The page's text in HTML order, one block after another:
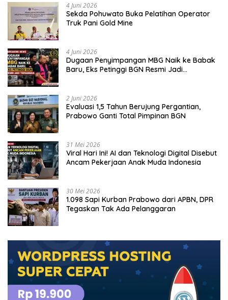
4 Juni 2026
Sekda Pohuwato Buka Pelatihan Operator
Truk Pani Gold Mine
4 Juni 2026
Dugaan Penyimpangan MBG Naik ke Babak
Baru, Eks Petinggi BGN Resmi Jadi
2 Juni 2026
Evaluasi 1,5 Tahun Berujung Pergantian,
Prabowo Ganti Total Pimpinan BGN
31 Mei 2026
Viral Hari Ini! AI dan Teknologi Digital Disebut
Ancam Pekerjaan Anak Muda Indonesia
30 Mei 2026
1.098 Sapi Kurban Prabowo dari APBN, DPR
Tegaskan Tak Ada Pelanggaran